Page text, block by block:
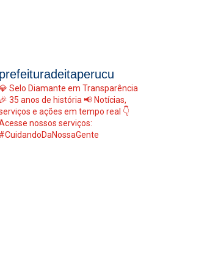
prefeituradeitaperucu
Selo Diamante em Transparência
🎉 35 anos de história 📢 Notícias,
e ações em tempo real 👇
nossos serviços:
#CuidandoDaNossaGente